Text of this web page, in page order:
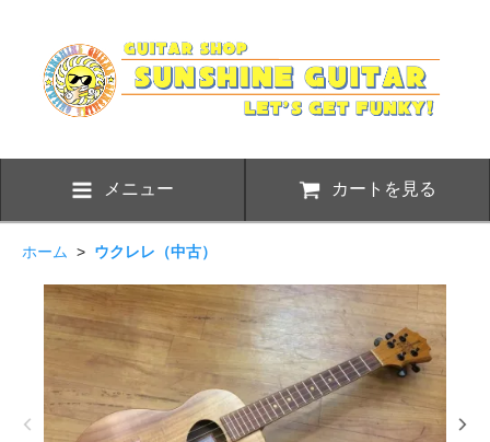
メニュー カートを見る
ホーム > ウクレレ（中古）